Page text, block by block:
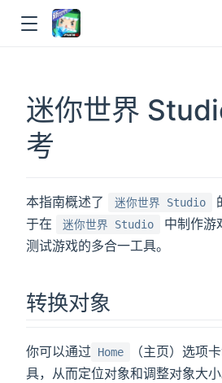
迷你世界
考
本指南概述了 迷你世界 Studio
于在
迷你世界 Studio
中制作游
测试游戏的多合一工具。
转换对象
你可以通过 Home （主页）选项
具，从而定位对象和调整对象大小